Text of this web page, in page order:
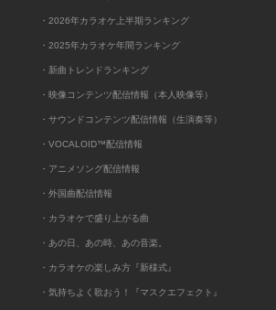
・2026年カラオケ上半期ランキング
・2025年カラオケ年間ランキング
・新曲トレンドランキング
・映像コンテンツ配信情報（本人映像等）
・サウンドコンテンツ配信情報（生演奏等）
・VOCALOID™配信情報
・アニメソング配信情報
・外国曲配信情報
・カラオケで盛り上がる曲
・あの日、あの時、あの音楽。
・カラオケの楽しみ方『新様式』
・気持ちよく歌おう！『マスクエフェクト』